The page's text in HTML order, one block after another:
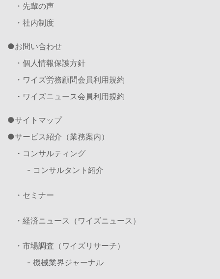
・先輩の声
・社内制度
お問い合わせ
・個人情報保護方針
・ワイズ労務顧問会員利用規約
・ワイズニュース会員利用規約
サイトマップ
サービス紹介（業務案内）
・コンサルティング
- コンサルタント紹介
・セミナー
・経済ニュース（ワイズニュース）
・市場調査（ワイズリサーチ）
- 機械業界ジャーナル